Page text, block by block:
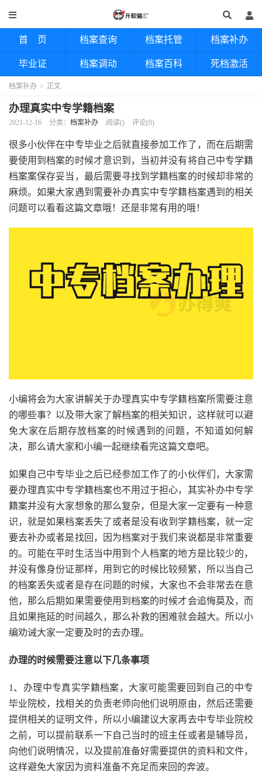
首 页 档案查询 档案托管 档案补办
毕业证 档案调动 档案百科 死档激活
档案补办 > 正文
办理真实中专学籍档案
2021-12-16 分类： 档案补办 阅读() 评论(0)
很多小伙伴在中专毕业之后就直接参加工作了，而在后期需
要使用到档案的时候才意识到，当初并没有将自己中专学籍
档案案保存妥当，最后需要寻找到学籍档案的时候却非常的
麻烦。如果大家遇到需要补办真实中专学籍档案遇到的相关
问题可以看看这篇文章哦！还是非常有用的哦！
小编将会为大家讲解关于办理真实中专学籍档案所需要注意
的哪些事？以及带大家了解档案的相关知识，这样就可以避
免大家在后期存放档案的时候遇到的问题，不知道如何解
决，那么请大家和小编一起继续看完这篇文章吧。
如果自己中专毕业之后已经参加工作了的小伙伴们，大家需
要办理真实中专学籍档案也不用过于担心，其实补办中专学
籍案并没有大家想象的那么复杂，但是大家一定要有一种意
识，就是如果档案丢失了或者是没有收到学籍档案，就一定
要去补办或者是找回，因为档案对于我们来说都是非常重要
的。可能在平时生活当中用到个人档案的地方是比较少的，
并没有像身份证那样，用到它的时候比较频繁，所以当自己
的档案丢失或者是存在问题的时候，大家也不会非常去在意
他，那么后期如果需要使用到档案的时候才会追悔莫及，而
且如果拖延的时间越久，那么补救的困难就会越大。所以小
编劝诫大家一定要及时的去办理。
办理的时候需要注意以下几条事项
1、办理中专真实学籍档案，大家可能需要回到自己的中专
毕业院校，找相关的负责老师向他们说明原由，然后还需要
提供相关的证明文件，所以小编建议大家再去中专毕业院校
之前，可以提前联系一下自己当时的班主任或者是辅导员，
向他们说明情况，以及提前准备好需要提供的资料和文件，
这样避免大家因为资料准备不充足而来回的奔波。